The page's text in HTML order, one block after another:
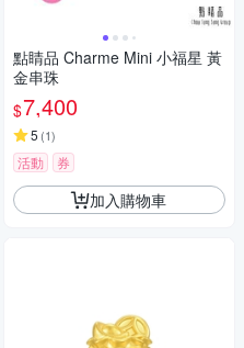
點睛品 Charme Mini 小福星 黃
金串珠
$7,400
5 (1)
活動 券
加入購物車